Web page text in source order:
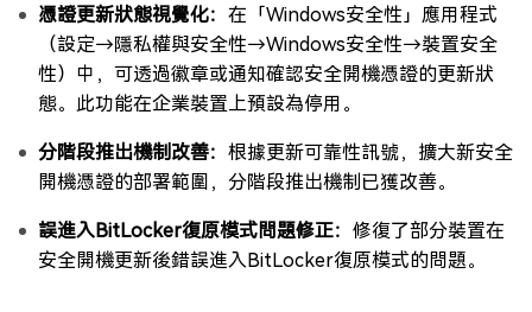
憑證更新狀態視覺化： 在「Windows安全性」應用程式
（設定→隱私權與安全性→Windows安全性→裝置安全
性）中，可透過徽章或通知確認安全開機憑證的更新狀
態。此功能在企業裝置上預設為停用。
分階段推出機制改善： 根據更新可靠性訊號，擴大新安全
開機憑證的部署範圍，分階段推出機制已獲改善。
誤進入BitLocker復原模式問題修正： 修復了部分裝置在
安全開機更新後錯誤進入BitLocker復原模式的問題。